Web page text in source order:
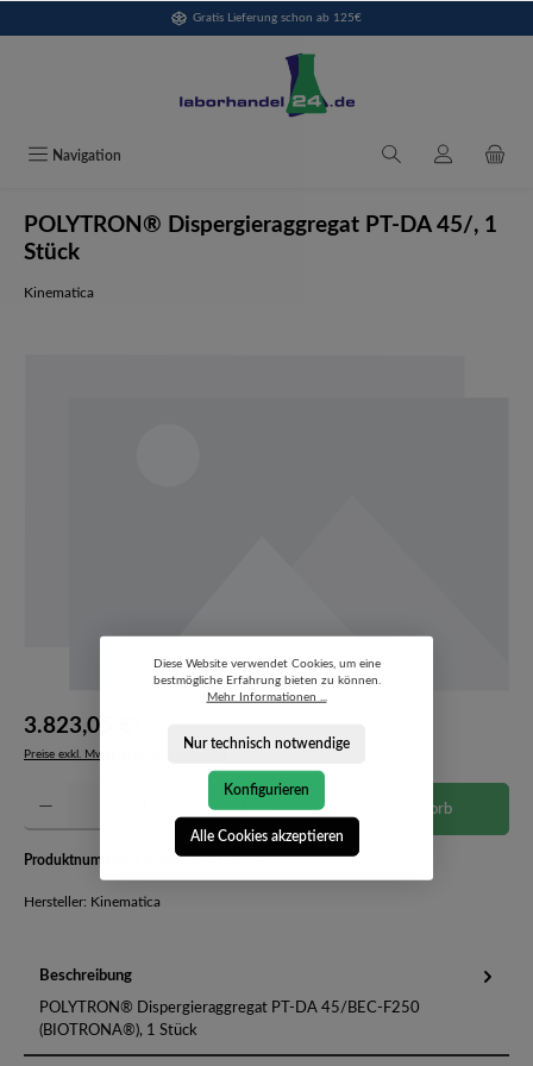
Gratis Lieferung schon ab 125€
Navigation
POLYTRON® Dispergieraggregat PT-DA 45/, 1
Stück
Kinematica
3.823,05 €*
Preise exkl. MwSt. zzgl. Versandkosten
Produkt Anzahl: Gib den gewünschten Wert ein oder benutze die Schaltflächen um die
In den Warenkorb
Produktnummer: 11030326-4013039
Hersteller: Kinematica
Beschreibung
POLYTRON® Dispergieraggregat PT-DA 45/BEC-F250
(BIOTRONA®), 1 Stück
Diese Website verwendet Cookies, um eine
bestmögliche Erfahrung bieten zu können.
Mehr Informationen ...
Nur technisch notwendige
Konfigurieren
Alle Cookies akzeptieren